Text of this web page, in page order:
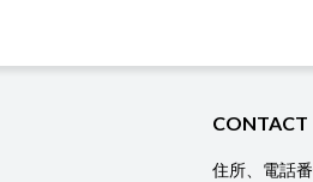
CONTACT
住所、電話